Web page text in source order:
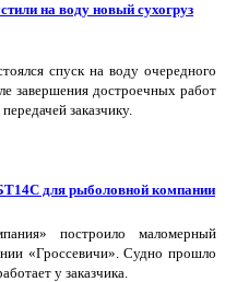
на воду новый сухогруз
спуск на воду очередного
завершения достроечных работ
заказчику.
для рыболовной компании
построило маломерный
«Гроссевичи». Судно прошло
у заказчика.